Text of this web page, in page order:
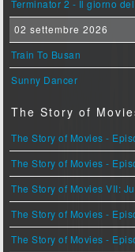
Terminator 2 - Il giorno
02 settembre 2026
Train To Busan
Sunny Dancer
The Story of
The Story of Movies -
The Story of Movies -
The Story of Movies VII:
The Story of Movies -
The Story of Movies -